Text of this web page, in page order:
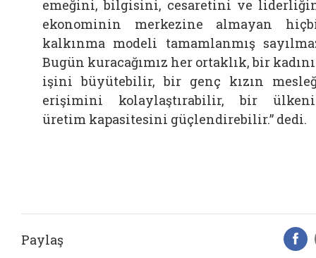
emeğini, bilgisini, cesaretini ve
ekonominin merkezine almayan
kalkınma modeli tamamlanmış
Bugün kuracağımız her ortaklık, bir
işini büyütebilir, bir genç kızın
erişimini kolaylaştırabilir, bir
üretim kapasitesini güçlendirebilir.” dedi.
Paylaş